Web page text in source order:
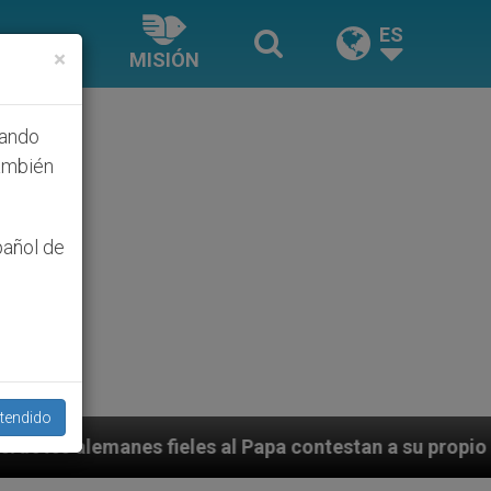
MISIÓN
ES
al Papa contestan a su propio obispo (y cardenal)
×
de